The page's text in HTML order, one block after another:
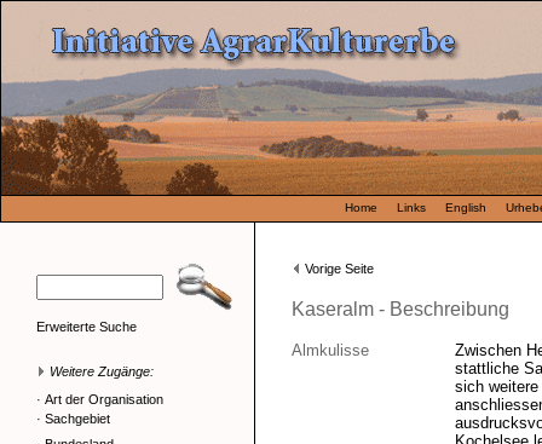
Home Links English
Erweiterte Suche
Weitere Zugänge:
· Art der Organisation
· Sachgebiet
Vorige Seite
Kaseralm - Beschreibung
Almkulisse
Zwischen
stattliche
sich